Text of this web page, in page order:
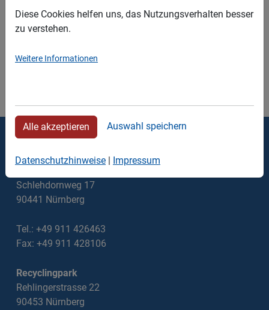
Thomas Walter Containerdienst
Schlehdornweg 17
90441 Nürnberg
Tel.: +49 911 426463
Fax: +49 911 428106
Recyclingpark
Rehlingerstrasse 22
90453 Nürnberg
Diese Cookies helfen uns, das Nutzungsverhalten besser
zu verstehen.
Weitere Informationen
Alle akzeptieren Auswahl speichern
Datenschutzhinweise | Impressum